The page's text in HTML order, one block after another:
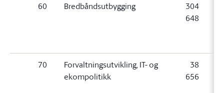
60 Bredbåndsutbygging
304
648
70
Forvaltningsutvikling, IT- og
ekompolitikk
38
656